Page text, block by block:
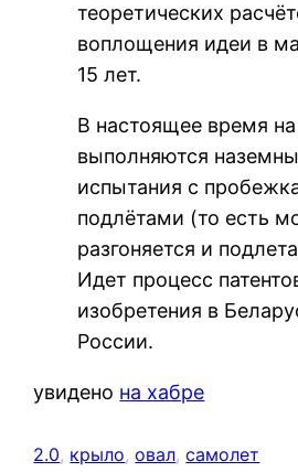
теоретических
воплощения идеи в
15 лет.
В настоящее время
выполняются
испытания с
подлётами (то есть
разгоняется и
Идет процесс
изобретения в
России.
увидено на хабре
2.0, крыло, овал, самолет